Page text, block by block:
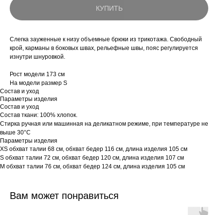
КУПИТЬ
Слегка зауженные к низу объемные брюки из трикотажа. Свободный
крой, карманы в боковых швах, рельефные швы, пояс регулируется
изнутри шнуровкой.
Рост модели 173 см
На модели размер S
Состав и уход
Параметры изделия
Состав и уход
Состав ткани: 100% хлопок.
Стирка ручная или машинная на деликатном режиме, при температуре не
выше 30°C
Параметры изделия
XS обхват талии 68 см, обхват бедер 116 см, длина изделия 105 см
S обхват талии 72 см, обхват бедер 120 см, длина изделия 107 см
M обхват талии 76 см, обхват бедер 124 см, длина изделия 105 см
Вам может понравиться